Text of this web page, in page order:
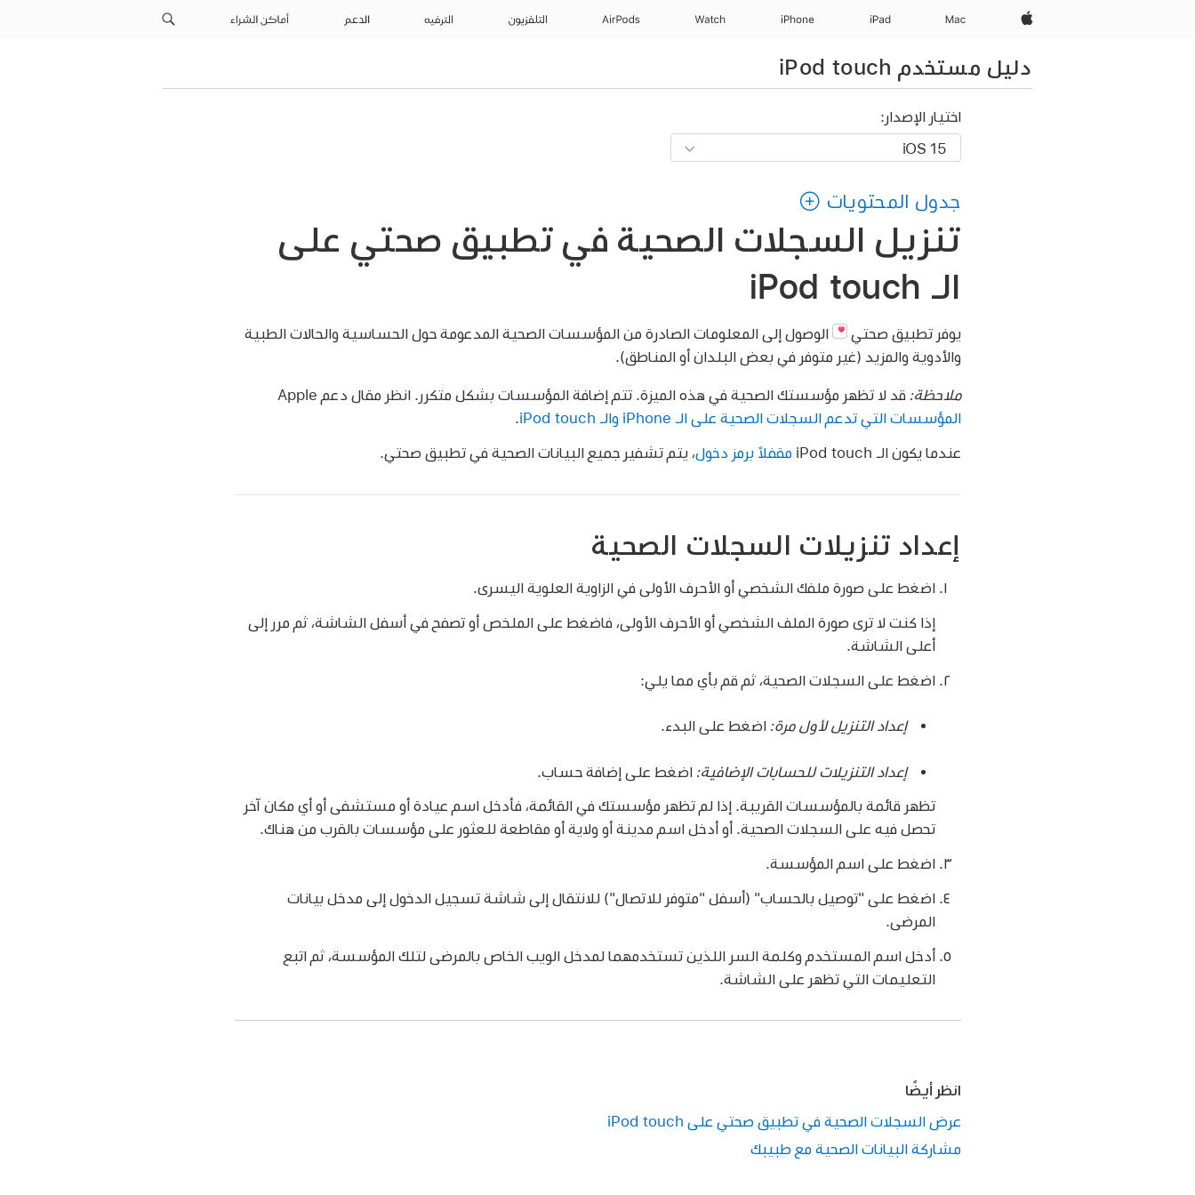
Apple‏
Mac
iPad‏
iPhone
Watch
AirPods التلفزيون الترفيه الدعم أماكن الشراء
دليل مستخدم iPod touch
اختيار الإصدار:
جدول المحتويات
تنزيل السجلات الصحية في تطبيق صحتي على
الـ iPod touch
يوفر تطبيق صحتي
الوصول إلى المعلومات الصادرة من المؤسسات الصحية المدعومة حول الحساسية والحالات الطبية
والأدوية والمزيد (غير متوفر في بعض البلدان أو المناطق).
ملاحظة:قد لا تظهر مؤسستك الصحية في هذه الميزة. تتم إضافة المؤسسات بشكل متكرر. انظر مقال دعم Apple
المؤسسات التي تدعم السجلات الصحية على الـ iPhone والـ iPod touch
عندما يكون الـ iPod touch مقفلاً برمز دخول، يتم تشفير جميع البيانات الصحية في تطبيق صحتي.
إعداد تنزيلات السجلات الصحية
اضغط على صورة ملفك الشخصي أو الأحرف الأولى في الزاوية العلوية اليسرى.
إذا كنت لا ترى صورة الملف الشخصي أو الأحرف الأولى، فاضغط على الملخص أو تصفح في أسفل الشاشة، ثم مرر إلى
أعلى الشاشة.
اضغط على السجلات الصحية، ثم قم بأي مما يلي:
إعداد التنزيل لأول مرة: اضغط على البدء.
إعداد التنزيلات للحسابات الإضافية: اضغط على إضافة حساب.
تظهر قائمة بالمؤسسات القريبة. إذا لم تظهر مؤسستك في القائمة، فأدخل اسم عيادة أو مستشفى أو أي مكان آخر
تحصل فيه على السجلات الصحية. أو أدخل اسم مدينة أو ولاية أو مقاطعة للعثور على مؤسسات بالقرب من هناك.
اضغط على اسم المؤسسة.
اضغط على "توصيل بالحساب" (أسفل "متوفر للاتصال") للانتقال إلى شاشة تسجيل الدخول إلى مدخل بيانات
المرضى.
أدخل اسم المستخدم وكلمة السر اللذين تستخدمهما لمدخل الويب الخاص بالمرضى لتلك المؤسسة، ثم اتبع
التعليمات التي تظهر على الشاشة.
انظر أيضًا
عرض السجلات الصحية في تطبيق صحتي على iPod touch
مشاركة البيانات الصحية مع طبيبك